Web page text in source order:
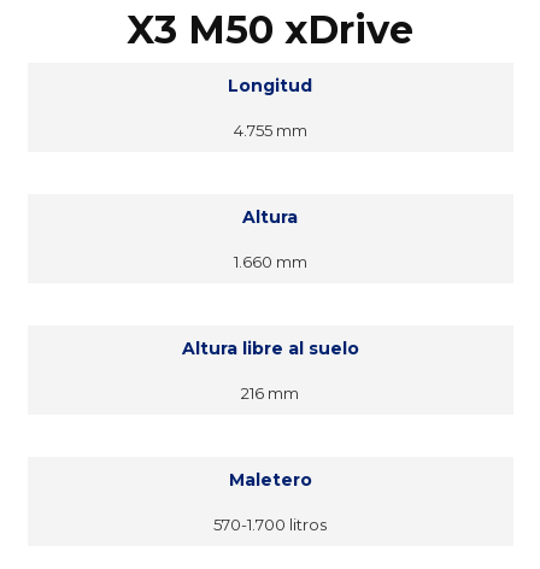
X3 M50 xDrive
Longitud
4.755 mm
Altura
1.660 mm
Altura libre al suelo
216 mm
Maletero
570-1.700 litros